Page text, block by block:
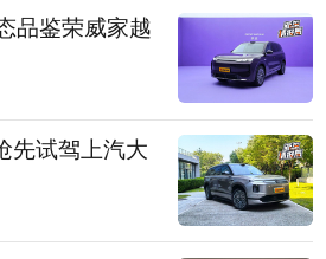
品鉴荣威家越
先试驾上汽大